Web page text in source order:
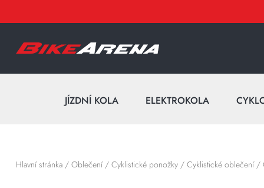
JÍZDNÍ KOLA ELEKTROKOLA
Hlavní stránka/ Oblečení/ Cyklistické ponožky/ Cyklistické oblečení/